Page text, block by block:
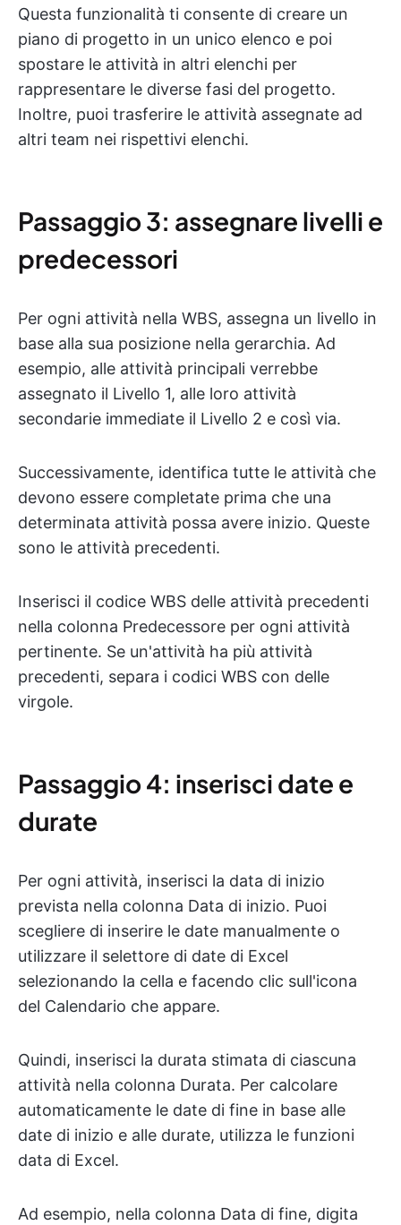
Questa funzionalità ti consente di creare un
piano di progetto in un unico elenco e poi
spostare le attività in altri elenchi per
rappresentare le diverse fasi del progetto.
Inoltre, puoi trasferire le attività assegnate ad
altri team nei rispettivi elenchi.
Passaggio 3: assegnare livelli e
predecessori
Per ogni attività nella WBS, assegna un livello in
base alla sua posizione nella gerarchia. Ad
esempio, alle attività principali verrebbe
assegnato il Livello 1, alle loro attività
secondarie immediate il Livello 2 e così via.
Successivamente, identifica tutte le attività che
devono essere completate prima che una
determinata attività possa avere inizio. Queste
sono le attività precedenti.
Inserisci il codice WBS delle attività precedenti
nella colonna Predecessore per ogni attività
pertinente. Se un'attività ha più attività
precedenti, separa i codici WBS con delle
virgole.
Passaggio 4: inserisci date e
durate
Per ogni attività, inserisci la data di inizio
prevista nella colonna Data di inizio. Puoi
scegliere di inserire le date manualmente o
utilizzare il selettore di date di Excel
selezionando la cella e facendo clic sull'icona
del Calendario che appare.
Quindi, inserisci la durata stimata di ciascuna
attività nella colonna Durata. Per calcolare
automaticamente le date di fine in base alle
date di inizio e alle durate, utilizza le funzioni
data di Excel.
Ad esempio, nella colonna Data di fine, digita